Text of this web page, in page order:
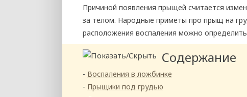
Причиной появления прыщей считается
за телом. Народные приметы про прыщ на
расположения воспаления можно
Содержание
Воспаления в ложбинке
Прыщики под грудью